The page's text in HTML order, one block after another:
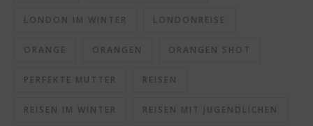
LONDON IM WINTER LONDONREISE
ORANGE ORANGEN ORANGEN SHOT
PERFEKTE MUTTER REISEN
REISEN IM WINTER REISEN MIT JUGENDLICHEN